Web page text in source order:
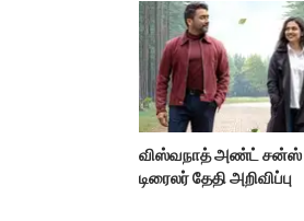
விஸ்வநாத் அண்ட் சன்ஸ்
டிரைலர் தேதி அறிவிப்பு